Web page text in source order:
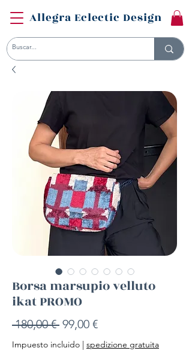
Allegra Eclectic Design
Borsa marsupio velluto
ikat PROMO
180,00 € Precio
99,00 €Precio
de
Impuesto incluido | spedizione gratuita